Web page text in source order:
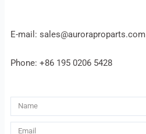
E-mail: sales@auroraproparts.com
Phone: +86 195 0206 5428
Name
Email